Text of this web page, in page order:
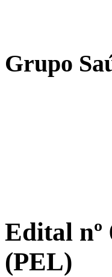
Grupo
Edital nº
(PEL)